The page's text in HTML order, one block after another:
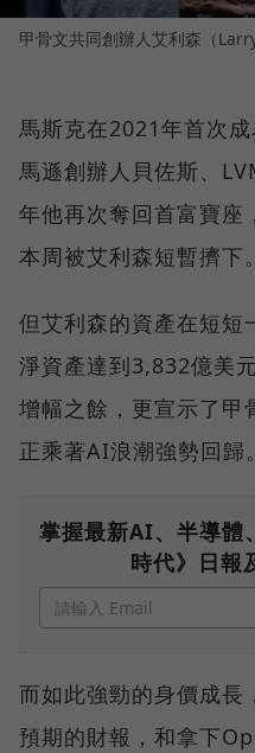
甲骨文共同創辦人艾利森（
馬斯克在2021年首次
馬遜創辦人貝佐斯、
年他再次奪回首富寶座
本周被艾利森短暫擠下。
但艾利森的資產在短短
淨資產達到3,832億美
增幅之餘，更宣示了甲
正乘著AI浪潮強勢回歸。
掌握最新AI、半導體
時代》日報
而如此強勁的身價成長
預期的財報，和拿下